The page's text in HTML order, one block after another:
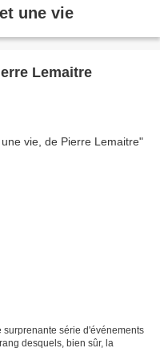
une vie
Lemaitre
surprenante série d'événements
desquels, bien sûr, la